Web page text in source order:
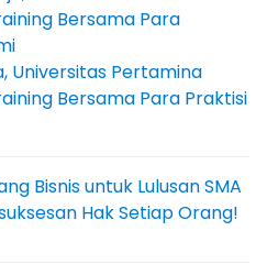
Universitas Pertamina
Bersama Para Praktisi
Bisnis untuk Lulusan SMA
Hak Setiap Orang!